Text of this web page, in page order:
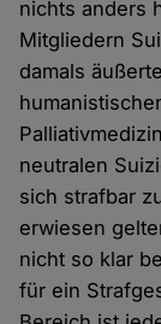
nichts anders
Mitgliedern
damals
neutralen
sich strafbar
erwiesen
nicht so klar
für ein